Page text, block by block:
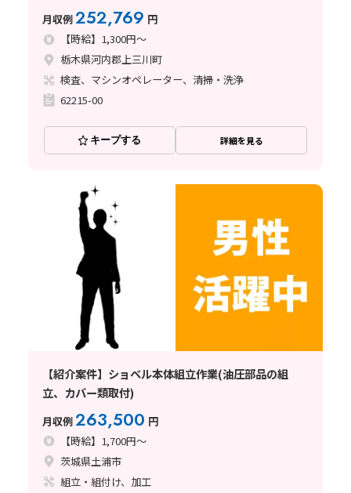
月収例252,769 円
【時給】1,300円～
栃木県河内郡上三川町
検査、マシンオペレーター、清掃・洗浄
62215-00
キープする 詳細を見る
【紹介案件】ショベル本体組立作業(油圧部品の組
立、カバー類取付)
月収例263,500 円
【時給】1,700円～
茨城県土浦市
組立・組付け、加工